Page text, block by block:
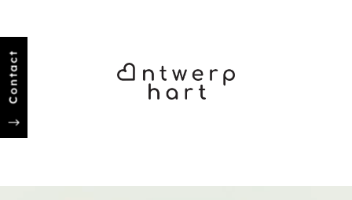
"
Contact